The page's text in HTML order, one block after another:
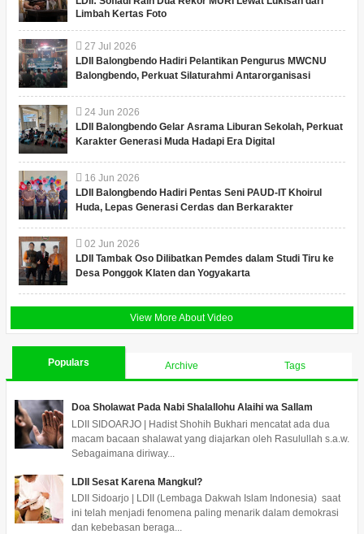
Limbah Kertas Foto
27 Jul 2026
LDII Balongbendo Hadiri Pelantikan Pengurus MWCNU
Balongbendo, Perkuat Silaturahmi Antarorganisasi
24 Jun 2026
LDII Balongbendo Gelar Asrama Liburan Sekolah, Perkuat
Karakter Generasi Muda Hadapi Era Digital
16 Jun 2026
LDII Balongbendo Hadiri Pentas Seni PAUD-IT Khoirul
Huda, Lepas Generasi Cerdas dan Berkarakter
02 Jun 2026
LDII Tambak Oso Dilibatkan Pemdes dalam Studi Tiru ke
Desa Ponggok Klaten dan Yogyakarta
View More About Video
Populars Archive Tags
Doa Sholawat Pada Nabi Shalallohu Alaihi wa Sallam
LDII SIDOARJO | Hadist Shohih Bukhari mencatat ada dua
macam bacaan shalawat yang diajarkan oleh Rasulullah s.a.w.
Sebagaimana diriway...
LDII Sesat Karena Mangkul?
LDII Sidoarjo | LDII (Lembaga Dakwah Islam Indonesia) saat
ini telah menjadi fenomena paling menarik dalam demokrasi
dan kebebasan beraga...